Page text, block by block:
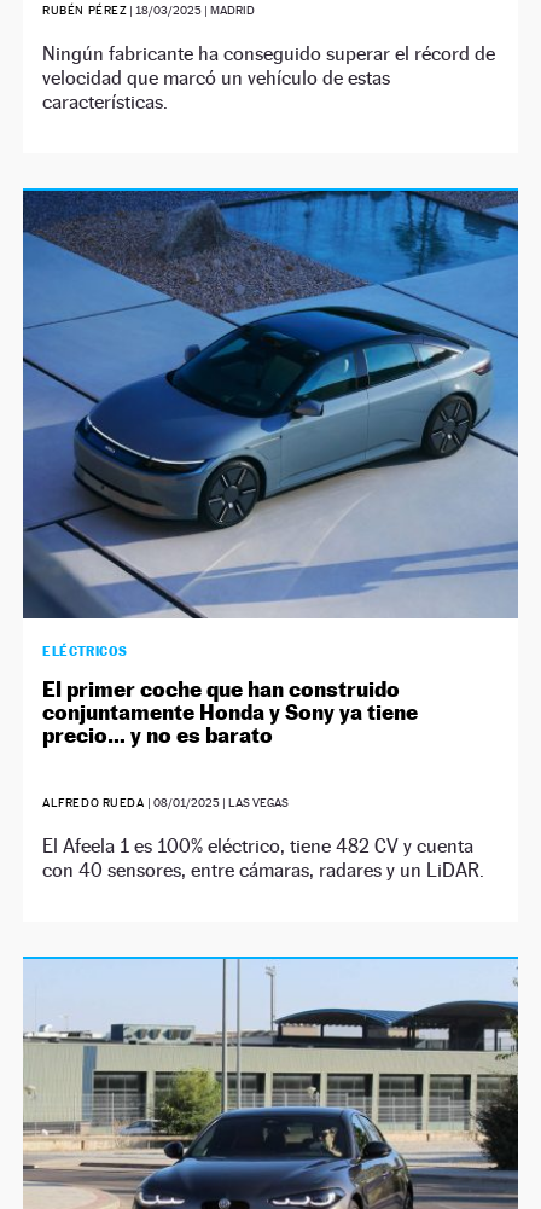
RUBÉN PÉREZ | 18/03/2025 | MADRID
Ningún fabricante ha conseguido superar el récord de
velocidad que marcó un vehículo de estas
características.
ELÉCTRICOS
El primer coche que han construido
conjuntamente Honda y Sony ya tiene
precio… y no es barato
ALFREDO RUEDA | 08/01/2025| LAS VEGAS
El Afeela 1 es 100% eléctrico, tiene 482 CV y cuenta
con 40 sensores, entre cámaras, radares y un LiDAR.